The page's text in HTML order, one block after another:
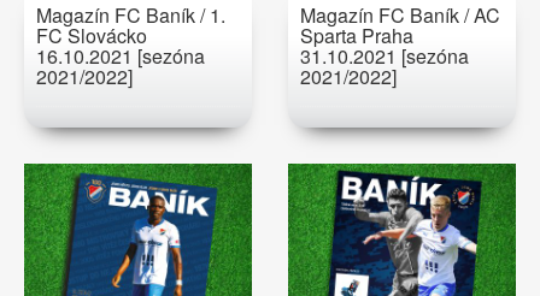
Magazín FC Baník / 1.
FC Slovácko
16.10.2021 [sezóna
2021/2022]
Magazín FC Baník / AC
Sparta Praha
31.10.2021 [sezóna
2021/2022]